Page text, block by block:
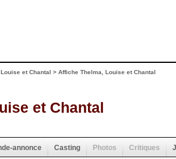
et Chantal > Affiche Thelma, Louise et Chantal
et Chantal
annonce Casting Photos Critiques